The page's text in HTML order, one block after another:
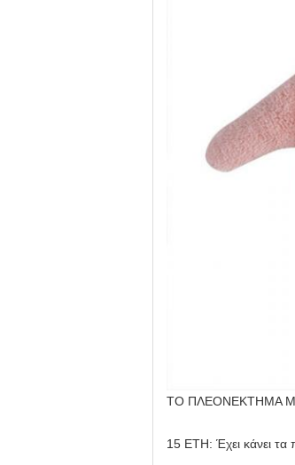
ΤΟ ΠΛΕΟΝΕΚΤΗΜΑ
15 ΕΤΗ: Έχει κάνει τα